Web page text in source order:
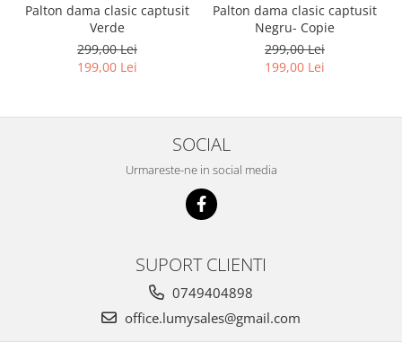
Palton dama clasic captusit
Verde
299,00 Lei
199,00 Lei
Palton dama clasic captusit
Negru- Copie
299,00 Lei
199,00 Lei
SOCIAL
Urmareste-ne in social media
SUPORT CLIENTI
0749404898
office.lumysales@gmail.com